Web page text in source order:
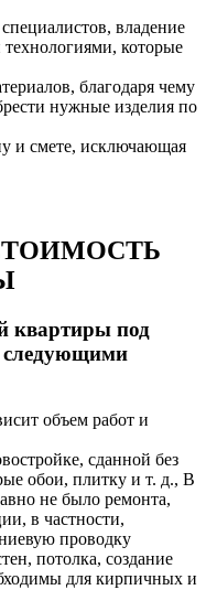
владение
которые
благодаря чему
нужные изделия по
и смете, исключающая
квартиры под
следующими
объем работ и
сданной без
обои, плитку и т. д., В
не было ремонта,
в частности,
проводку
потолка, создание
для кирпичных и